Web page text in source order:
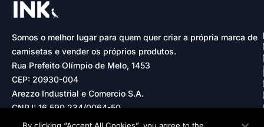
Somos o melhor lugar para quem quer criar a própria marca de
camisetas e vender os próprios produtos.
Rua Prefeito Olímpio de Melo, 1453
CEP: 20930-004
Arezzo Industrial e Comercio S.A.
CNPJ: 16.590.234/0064-50